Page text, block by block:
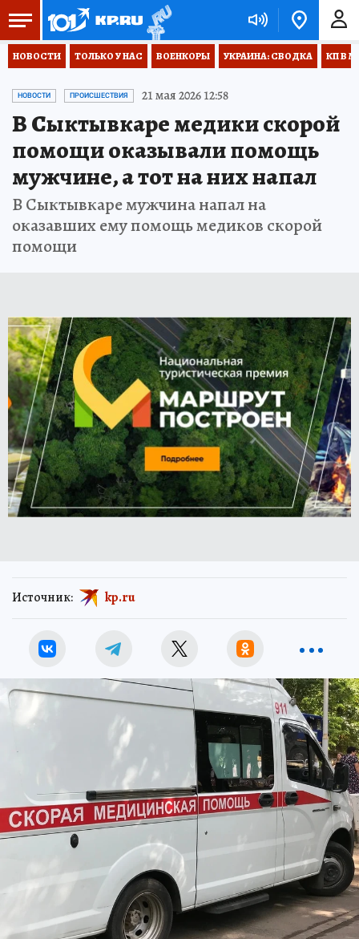
НОВОСТИ ТОЛЬКО У НАС ВОЕНКОРЫ УКРАИНА: СВОДКА КП В
НОВОСТИ ПРОИСШЕСТВИЯ 21 мая 2026 12:58
В Сыктывкаре медики скорой
помощи оказывали помощь
мужчине, а тот на них напал
В Сыктывкаре мужчина напал на
оказавших ему помощь медиков скорой
помощи
Источник: kp.ru